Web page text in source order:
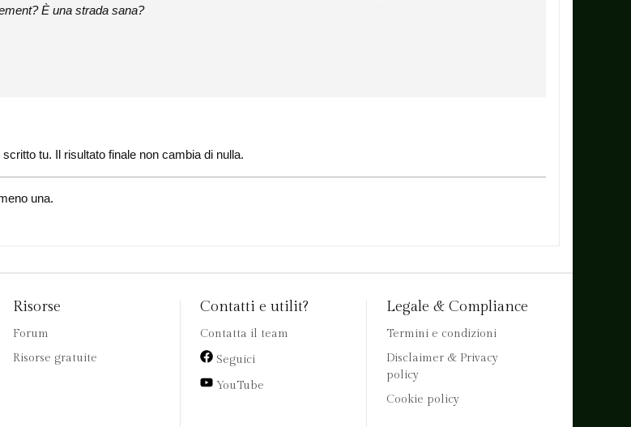
È una strada sana?
tu. Il risultato finale non cambia di nulla.
una.
Risorse
Forum
Risorse gratuite
Contatti e utilit?
Contatta il team
Seguici
YouTube
Legale & Compliance
Termini e condizioni
Disclaimer & Privacy
policy
Cookie policy